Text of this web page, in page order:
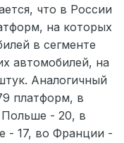
что в России
на которых
в сегменте
автомобилей, на
Аналогичный
платформ, в
- 20, в
- 17, во Франции -